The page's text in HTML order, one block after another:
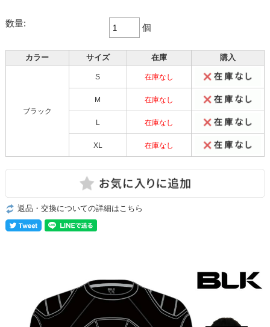
数量: 個
カラー サイズ 在庫 購入
ブラック
S 在庫なし
M 在庫なし
在庫なし
XL 在庫なし
返品・交換についての詳細はこちら